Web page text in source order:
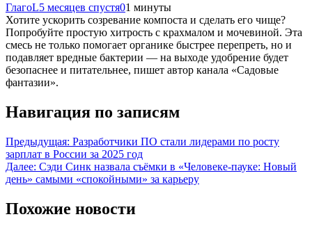
ГлагоL5 месяцев спустя01 минуты
Хотите ускорить созревание компоста и сделать его чище?
Попробуйте простую хитрость с крахмалом и мочевиной. Эта
смесь не только помогает органике быстрее перепреть, но и
подавляет вредные бактерии — на выходе удобрение будет
безопаснее и питательнее, пишет автор канала «Садовые
фантазии».
Навигация по записям
Предыдущая: Разработчики ПО стали лидерами по росту
зарплат в России за 2025 год
Далее: Сэди Синк назвала съёмки в «Человеке-пауке: Новый
день» самыми «спокойными» за карьеру
Похожие новости